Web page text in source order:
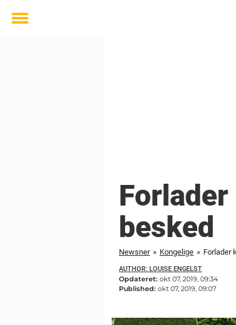
Toggle
besked
Newsner » Kongelige » Forlader
AUTHOR: LOUISE ENGELST
Opdateret: okt 07, 2019, 09:34
Published: okt 07, 2019, 09:07